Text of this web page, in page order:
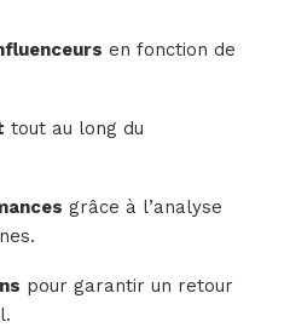
en fonction de
tout au long du
grâce à l’analyse
pour garantir un retour